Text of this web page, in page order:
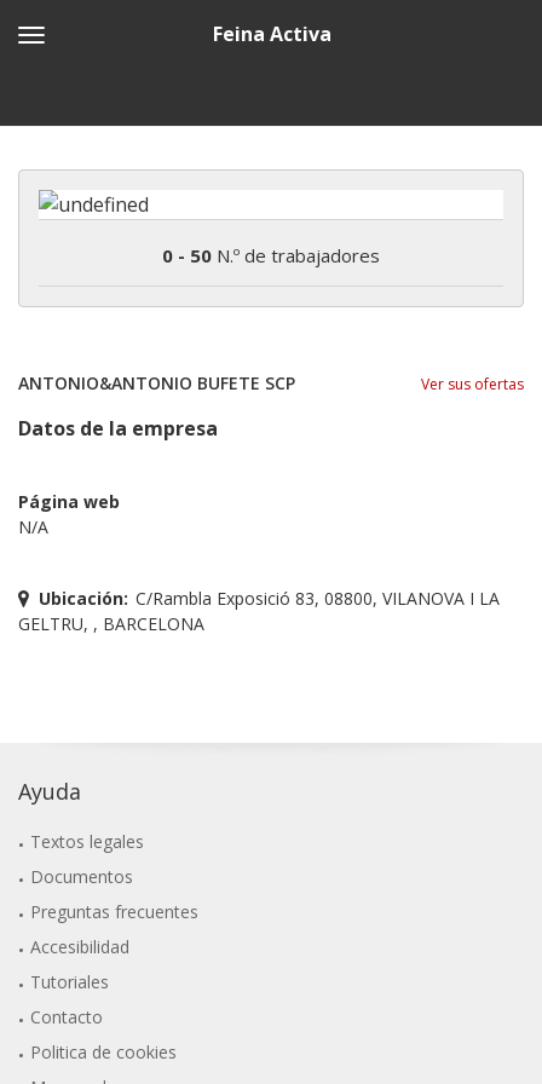
Feina Activa
0 - 50 N.º de trabajadores
ANTONIO&ANTONIO BUFETE SCP Ver sus ofertas
Datos de la empresa
Página web
N/A
Ubicación: C/Rambla Exposició 83, 08800, VILANOVA I LA
GELTRU, , BARCELONA
Ayuda
Textos legales
Documentos
Preguntas frecuentes
Accesibilidad
Tutoriales
Contacto
Politica de cookies